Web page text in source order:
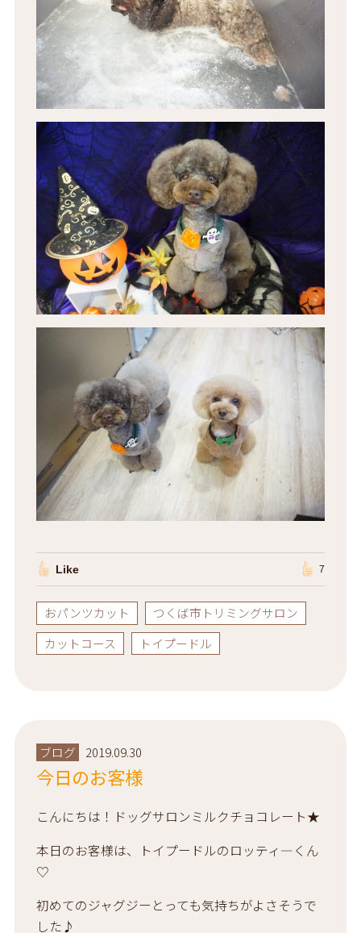
Like 7
おパンツカット
つくば市トリミングサロン
カットコース
トイプードル
ブログ 2019.09.30
今日のお客様
こんにちは！ドッグサロンミルクチョコレート★
本日のお客様は、トイプードルのロッティ―くん
♡
初めてのジャグジーとっても気持ちがよさそうで
した♪